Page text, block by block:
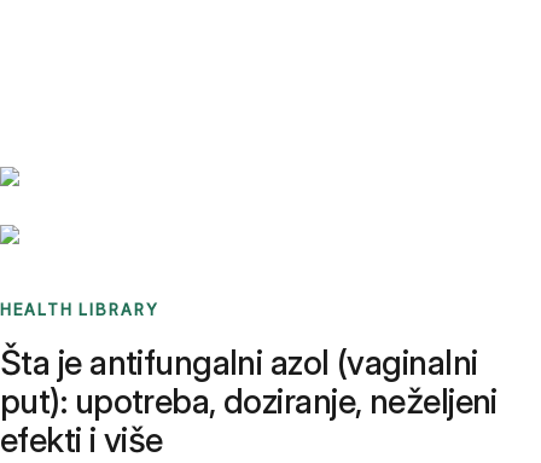
HEALTH LIBRARY
Šta je antifungalni azol (vaginalni
put): upotreba, doziranje, neželjeni
efekti i više